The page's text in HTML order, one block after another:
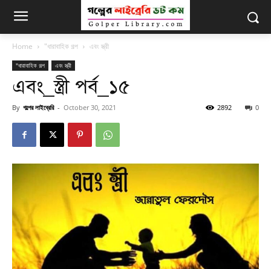
Home "ধারাবাহিক গল্প এবং স্ত্রী
"ধারাবাহিক গল্প এবং স্ত্রী
এবং_স্ত্রী পর্ব_১৫
By গল্পের লাইব্রেরি - October 30, 2021 0
2892